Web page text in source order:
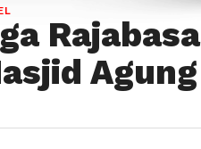
Rajabasa
Agung